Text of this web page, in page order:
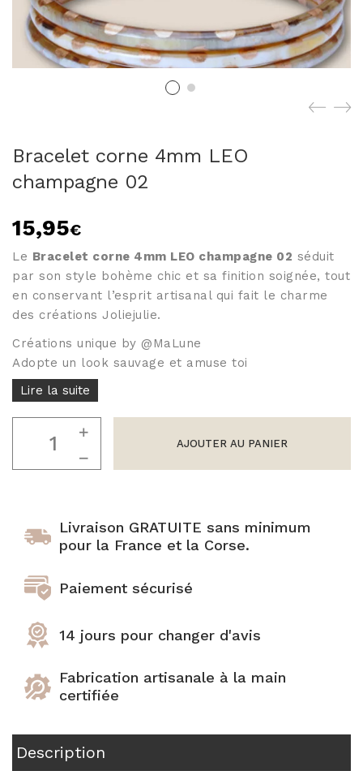
Joncs bouddhistes par
modèles
Joncs L'Emblématique 5
8mm
Joncs twistés
Joncs tressés
bouddhistes
Tailles joncs bouddhiste:
comment choisir?
jonc bouddhiste?
Joncs bouddhistes :
combien en porter ?
Joncs Bouddhistes:
comment sont ils bénis
par les moines?
COLORIS
Joncs en corne – Les
Joncs en corne – Les
Roses
Joncs en corne – Les
métallisés
noirs & blancs
Joncs en corne – Les
rouges & oranges
Joncs en corne – Les
bleus
Joncs en corne – Les
Tous les bracelets colorés
BRACELETS FINS
"Les Discrets"
37 coloris
Sélection Mix'n
Bracelets en corne
100% naturels
Tous nos joncs en corne
Bracelet corne 4mm LEO
champagne 02
15,95€
Le Bracelet corne 4mm LEO champagne 02 séduit
par son style bohème chic et sa finition soignée, tout
en conservant l’esprit artisanal qui fait le charme
des créations Joliejulie.
Créations unique by @MaLune
Adopte un look sauvage et amuse toi
Lire la suite
champagne
AJOUTER AU PANIER
Livraison GRATUITE sans minimum
pour la France et la Corse.
Paiement sécurisé
14 jours pour changer d'avis
Fabrication artisanale à la main
certifiée
Description